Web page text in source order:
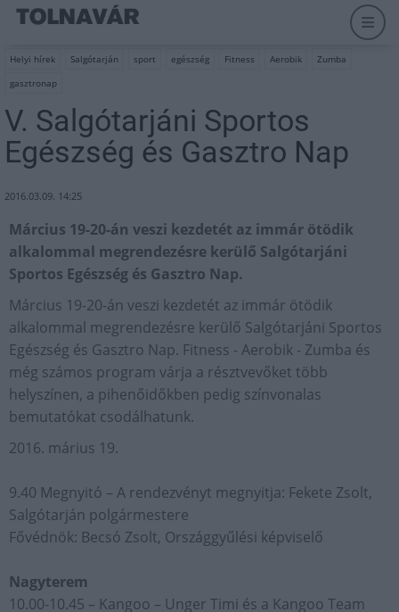
Helyi hírek Salgótarján sport egészség Fitness Aerobik
Zumba
gasztronap
V. Salgótarjáni Sportos
Egészség és Gasztro Nap
2016.03.09. 14:25
Március 19-20-án veszi kezdetét az immár ötödik
alkalommal megrendezésre kerülő Salgótarjáni
Sportos Egészség és Gasztro Nap.
Március 19-20-án veszi kezdetét az immár ötödik
alkalommal megrendezésre kerülő Salgótarjáni Sportos
Egészség és Gasztro Nap. Fitness - Aerobik - Zumba és
még számos program várja a résztvevőket több
helyszínen, a pihenőidőkben pedig színvonalas
bemutatókat csodálhatunk.
2016. márius 19.
9.40 Megnyitó – A rendezvényt megnyitja: Fekete Zsolt,
Salgótarján polgármestere
Fővédnök: Becsó Zsolt, Országgyűlési képviselő
Nagyterem
10.00-10.45 – Kangoo – Unger Timi és a Kangoo Team